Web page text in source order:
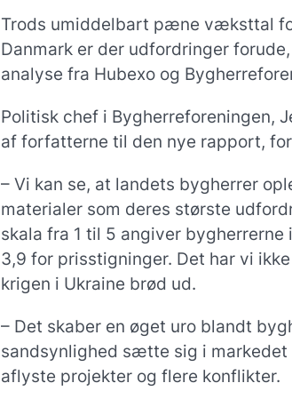
Trods umiddelbart pæne væksttal
Danmark er der udfordringer
analyse fra Hubexo og
Politisk chef i Bygherreforeningen,
af forfatterne til den nye rapport,
– Vi kan se, at landets bygherrer
materialer som deres største
skala fra 1 til 5 angiver bygherrerne
3,9 for prisstigninger. Det har vi
krigen i Ukraine brød ud.
– Det skaber en øget uro blandt
sandsynlighed sætte sig i markedet
aflyste projekter og flere konflikter.